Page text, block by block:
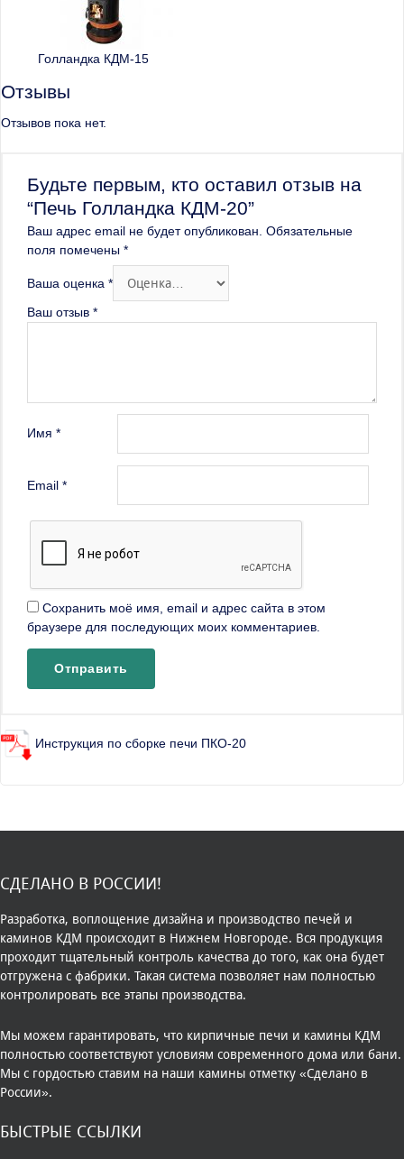
Голландка КДМ-15
Отзывы
Отзывов пока нет.
Будьте первым, кто оставил отзыв на
“Печь Голландка КДМ-20”
Ваш адрес email не будет опубликован.
Обязательные
поля помечены*
Ваша оценка*
Ваш отзыв*
Имя*
Email*
Сохранить моё имя, email и адрес сайта в этом
браузере для последующих моих комментариев.
Инструкция по сборке печи ПКО-20
СДЕЛАНО В РОССИИ!
Разработка, воплощение дизайна и производство печей и
каминов КДМ происходит в Нижнем Новгороде. Вся продукция
проходит тщательный контроль качества до того, как она будет
отгружена с фабрики. Такая система позволяет нам полностью
контролировать все этапы производства.
Мы можем гарантировать, что кирпичные печи и камины КДМ
полностью соответствуют условиям современного дома или бани.
Мы с гордостью ставим на наши камины отметку «Сделано в
России».
БЫСТРЫЕ ССЫЛКИ